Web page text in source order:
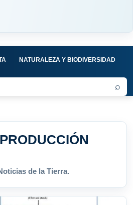
NATURALEZA Y BIODIVERSIDAD
⌕
PRODUCCIÓN
de la Tierra.